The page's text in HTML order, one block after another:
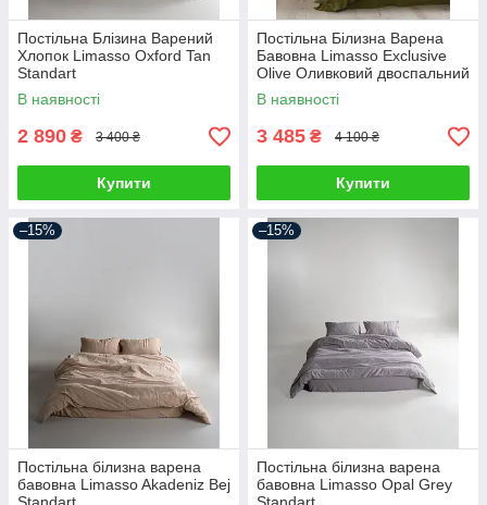
Постільна Блізина Варений
Хлопок Limasso Oxford Tan
Standart
В наявності
2 890 ₴ 3 400 ₴
Купити
Постільна Білизна Варена
Бавовна Limasso Exclusive
Olive Оливковий двоспальний
евро 200х220см
В наявності
3 485 ₴ 4 100 ₴
Купити
–15%
Постільна білизна варена
бавовна Limasso Akadeniz Bej
–15%
Постільна білизна варена
бавовна Limasso Opal Grey